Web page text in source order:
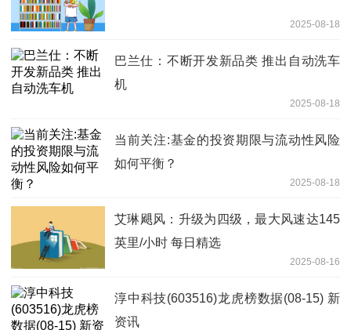
2025-08-18
巴兰仕：不断开发新品类 推出自动洗车
机
2025-08-18
当前关注:基金的投资期限与流动性风险
如何平衡？
2025-08-18
艾琳飓风：升级为四级，最大风速达145
英里/小时 每日精选
2025-08-16
淳中科技(603516)龙虎榜数据(08-15) 新
资讯